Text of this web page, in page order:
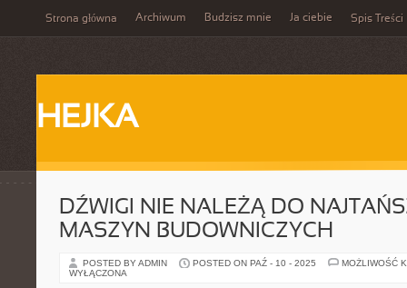
Strona główna Archiwum Budzisz mnie Ja ciebie Spis Treści
HEJKA
DŹWIGI NIE NALEŻĄ DO
MASZYN BUDOWNICZYCH
POSTED BY ADMIN POSTED ON PAŹ - 10 - 2025
MOŻLIWOŚĆ
WYŁĄCZONA